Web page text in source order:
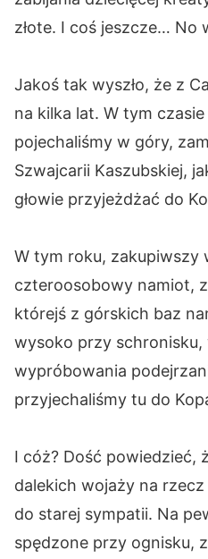
złote. I coś jeszcze… No
Jakoś tak wyszło, że z
na kilka lat. W tym
pojechaliśmy w góry,
Szwajcarii Kaszubskiej,
głowie przyjeżdżać do
W tym roku, zakupiwszy
czteroosobowy namiot,
którejś z górskich baz
wysoko przy schronisku,
wypróbowania
przyjechaliśmy tu do
I cóż? Dość powiedzieć,
dalekich wojaży na
do starej sympatii. Na
spędzone przy ognisku,